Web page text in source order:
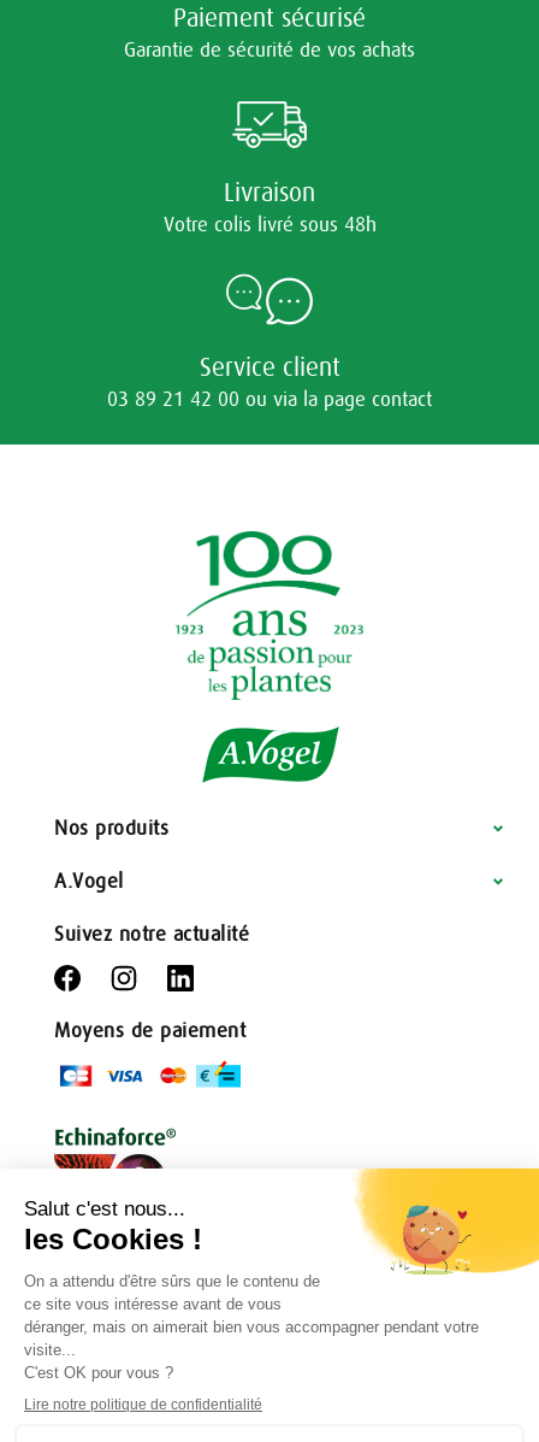
Paiement sécurisé
Garantie de sécurité de vos achats
Livraison
Votre colis livré sous 48h
Service client
03 89 21 42 00 ou via la page contact
Nos produits
A.Vogel
Suivez notre actualité
Moyens de paiement
Conditions générales Règlement de jeu
Mentions légales